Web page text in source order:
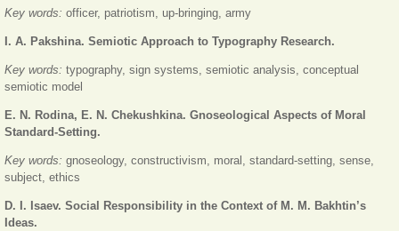
Key words: officer, patriotism, up-bringing, army
I. A. Pakshina. Semiotic Approach to Typography Research.
Key words: typography, sign systems, semiotic analysis, conceptual
semiotic model
E. N. Rodina, E. N. Chekushkina. Gnoseological Aspects of Moral
Standard-Setting.
Key words: gnoseology, constructivism, moral, standard-setting, sense,
subject, ethics
D. I. Isaev. Social Responsibility in the Context of M. M. Bakhtin’s
Ideas.